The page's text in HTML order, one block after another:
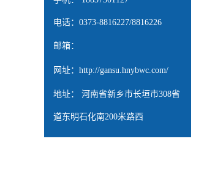
电话：0373-8816227/8816226
邮箱：
网址： http://gansu.hnybwc.com/
地址： 河南省新乡市长垣市308省
道东明石化南200米路西